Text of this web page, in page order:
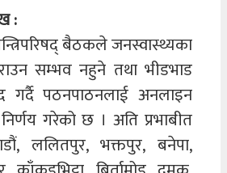
:
बैठकले जनस्वास्थ्यका
सम्भव नहुने तथा भीडभाड
गर्दै पठनपाठनलाई अनलाइन
गरेको छ । अति प्रभाबीत
ललितपुर, भक्तपुर, बनेपा,